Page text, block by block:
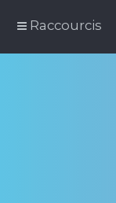
Raccourcis